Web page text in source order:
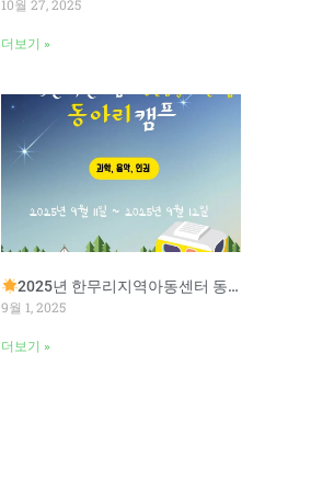
10월 27, 2025
더보기 »
2025년 한무리지역아동센터 동아리 캠프
9월 1, 2025
더보기 »